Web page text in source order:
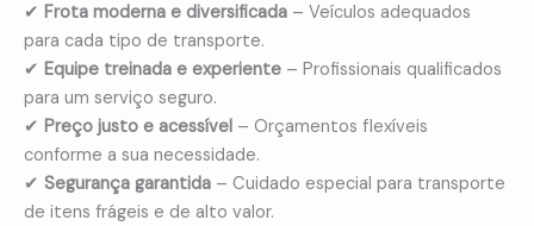
✔ Frota moderna e diversificada – Veículos adequados
para cada tipo de transporte.
✔ Equipe treinada e experiente – Profissionais qualificados
para um serviço seguro.
✔ Preço justo e acessível – Orçamentos flexíveis
conforme a sua necessidade.
✔ Segurança garantida – Cuidado especial para transporte
de itens frágeis e de alto valor.